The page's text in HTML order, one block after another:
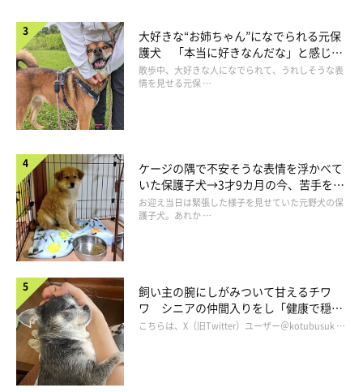
大好きな“お姉ちゃん”になでられる元保
護犬 「本当に好きなんだな」と感じる
表情にほっこり
散歩中、大好きな人になでられて、うれしそうな表
情を見せる元保 …
ケージの隅で不安そうな表情を浮かべて
いた保護子犬→3才9カ月の今、苦手を克
服し頼もしいコに成長！
お迎え当日は緊張した様子を見せていた元野犬の保
護子犬。あれか …
飼い主の腕にしがみついて甘えるチワ
ワ シニアの仲間入りをし「健康で穏や
かな暮らしが続いてほしい」と願う
こちらは、X（旧Twitter）ユーザー＠kotubusuk …